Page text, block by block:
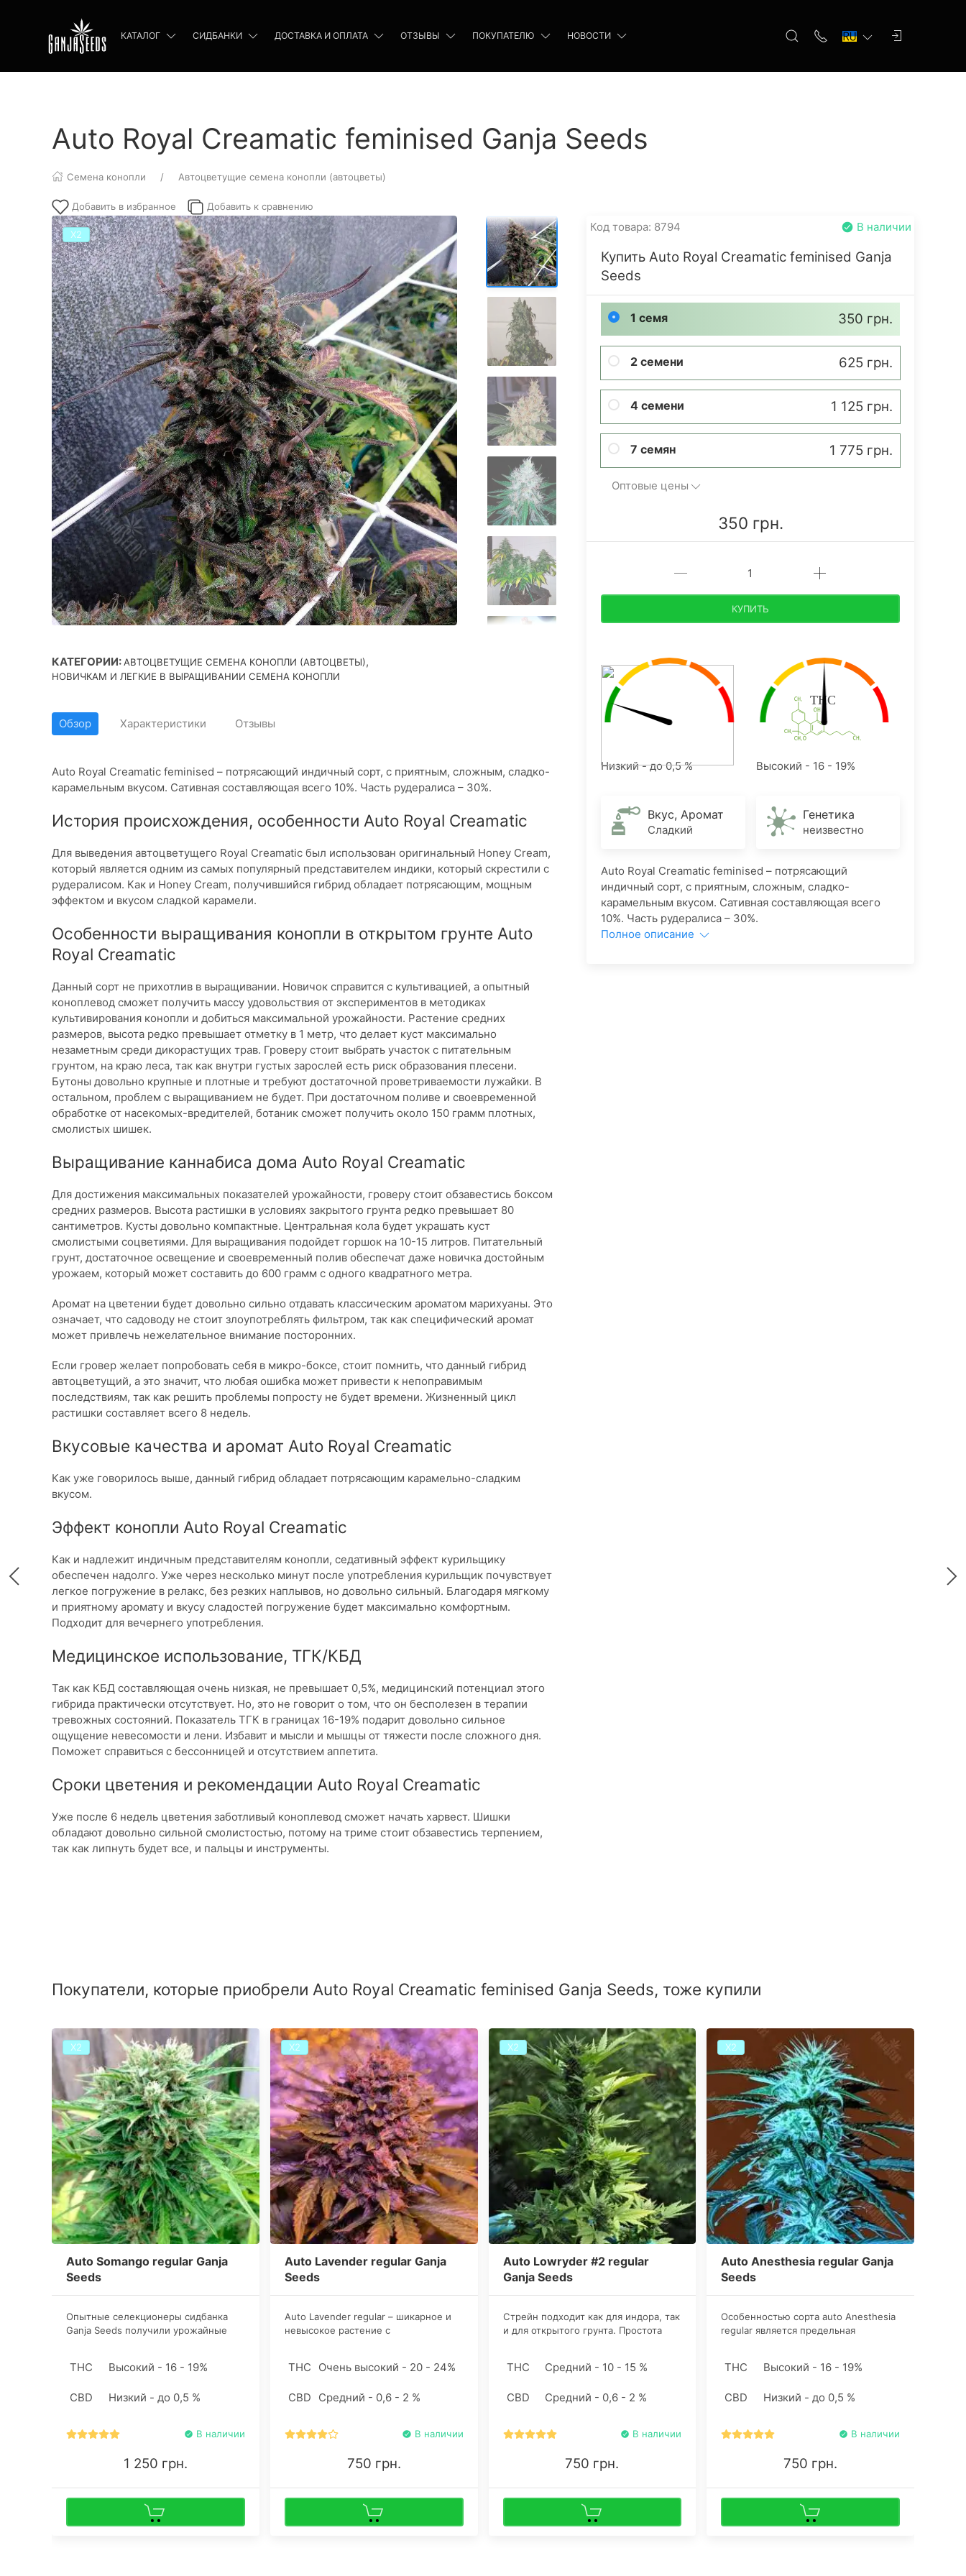
КАТАЛОГ СИДБАНКИ ДОСТАВКА И ОПЛАТА ОТЗЫВЫ ПОКУПАТЕЛЮ НОВОСТИ
Auto Royal Creamatic feminised Ganja Seeds
Семена конопли Автоцветущие семена конопли (автоцветы)
Добавить в избранное Добавить к сравнению
Х2
КАТЕГОРИИ:АВТОЦВЕТУЩИЕ СЕМЕНА КОНОПЛИ (АВТОЦВЕТЫ),
НОВИЧКАМ И ЛЕГКИЕ В ВЫРАЩИВАНИИ СЕМЕНА КОНОПЛИ
Обзор Характеристики Отзывы
Auto Royal Creamatic feminised – потрясающий индичный сорт, с приятным, сложным, сладко-
карамельным вкусом. Сативная составляющая всего 10%. Часть рудералиса – 30%.
История происхождения, особенности Auto Royal Creamatic
Для выведения автоцветущего Royal Creamatic был использован оригинальный Honey Cream,
который является одним из самых популярный представителем индики, который скрестили с
рудералисом. Как и Honey Cream, получившийся гибрид обладает потрясающим, мощным
эффектом и вкусом сладкой карамели.
Особенности выращивания конопли в открытом грунте Auto
Royal Creamatic
Данный сорт не прихотлив в выращивании. Новичок справится с культивацией, а опытный
коноплевод сможет получить массу удовольствия от экспериментов в методиках
культивирования конопли и добиться максимальной урожайности. Растение средних
размеров, высота редко превышает отметку в 1 метр, что делает куст максимально
незаметным среди дикорастущих трав. Гроверу стоит выбрать участок с питательным
грунтом, на краю леса, так как внутри густых зарослей есть риск образования плесени.
Бутоны довольно крупные и плотные и требуют достаточной проветриваемости лужайки. В
остальном, проблем с выращиванием не будет. При достаточном поливе и своевременной
обработке от насекомых-вредителей, ботаник сможет получить около 150 грамм плотных,
смолистых шишек.
Выращивание каннабиса дома Auto Royal Creamatic
Для достижения максимальных показателей урожайности, гроверу стоит обзавестись боксом
средних размеров. Высота растишки в условиях закрытого грунта редко превышает 80
сантиметров. Кусты довольно компактные. Центральная кола будет украшать куст
смолистыми соцветиями. Для выращивания подойдет горшок на 10-15 литров. Питательный
грунт, достаточное освещение и своевременный полив обеспечат даже новичка достойным
урожаем, который может составить до 600 грамм с одного квадратного метра.
Аромат на цветении будет довольно сильно отдавать классическим ароматом марихуаны. Это
означает, что садоводу не стоит злоупотреблять фильтром, так как специфический аромат
может привлечь нежелательное внимание посторонних.
Если гровер желает попробовать себя в микро-боксе, стоит помнить, что данный гибрид
автоцветущий, а это значит, что любая ошибка может привести к непоправимым
последствиям, так как решить проблемы попросту не будет времени. Жизненный цикл
растишки составляет всего 8 недель.
Вкусовые качества и аромат Auto Royal Creamatic
Как уже говорилось выше, данный гибрид обладает потрясающим карамельно-сладким
вкусом.
Эффект конопли Auto Royal Creamatic
Как и надлежит индичным представителям конопли, седативный эффект курильщику
обеспечен надолго. Уже через несколько минут после употребления курильщик почувствует
легкое погружение в релакс, без резких наплывов, но довольно сильный. Благодаря мягкому
и приятному аромату и вкусу сладостей погружение будет максимально комфортным.
Подходит для вечернего употребления.
Медицинское использование, ТГК/КБД
Так как КБД составляющая очень низкая, не превышает 0,5%, медицинский потенциал этого
гибрида практически отсутствует. Но, это не говорит о том, что он бесполезен в терапии
тревожных состояний. Показатель ТГК в границах 16-19% подарит довольно сильное
ощущение невесомости и лени. Избавит и мысли и мышцы от тяжести после сложного дня.
Поможет справиться с бессонницей и отсутствием аппетита.
Сроки цветения и рекомендации Auto Royal Creamatic
Уже после 6 недель цветения заботливый коноплевод сможет начать харвест. Шишки
обладают довольно сильной смолистостью, потому на триме стоит обзавестись терпением,
так как липнуть будет все, и пальцы и инструменты.
Код товара: 8794 В наличии
Купить Auto Royal Creamatic feminised Ganja
Seeds
1 семя 350 грн.
2 семени 625 грн.
4 семени 1 125 грн.
7 семян 1 775 грн.
Оптовые цены
350 грн.
КУПИТЬ
Низкий - до 0,5 % Высокий - 16 - 19%
Вкус, Аромат
Сладкий
Генетика
неизвестно
Auto Royal Creamatic feminised – потрясающий
индичный сорт, с приятным, сложным, сладко-
карамельным вкусом. Сативная составляющая всего
10%. Часть рудералиса – 30%.
Полное описание
Покупатели, которые приобрели Auto Royal Creamatic feminised Ganja Seeds, тоже купили
Х2
Auto Somango regular Ganja
Seeds
Опытные селекционеры сидбанка
Ganja Seeds получили урожайные
скрещивания оригинального
вентиляции желательно оснастить
THC Высокий - 16 - 19%
CBD Низкий - до 0,5 %
В наличии
1 250 грн.
Х2
Auto Lavender regular Ganja
Seeds
Auto Lavender regular – шикарное и
невысокое растение с
120 сантиметров, что позволяет
скромных по объему боксах.
THC Очень высокий - 20 - 24%
CBD Средний - 0,6 - 2 %
В наличии
750 грн.
Х2
Auto Lowryder #2 regular
Ganja Seeds
Стрейн подходит как для индора, так
и для открытого грунта. Простота
без проблем справиться с гровом и
источает сильный запах во время
THC Средний - 10 - 15 %
CBD Средний - 0,6 - 2 %
В наличии
750 грн.
Х2
Auto Anesthesia regular Ganja
Seeds
Особенностью сорта auto Anesthesia
regular является предельная
индор или аутдор – его
результат будет роскошным в обоих
THC Высокий - 16 - 19%
CBD Низкий - до 0,5 %
В наличии
750 грн.